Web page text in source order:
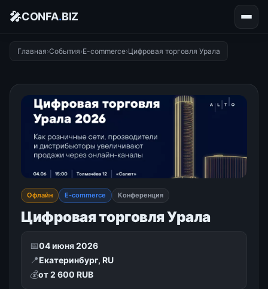
🎤CONFA.BIZ
Главная›События›E-commerce›Цифровая торговля Урала
Офлайн E-commerce Конференция
Цифровая торговля Урала
📅04 июня 2026
📍Екатеринбург, RU
💰от 2 600 RUB